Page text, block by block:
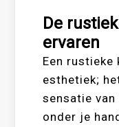
De
ervaren
Een rustieke
esthetiek;
sensatie
onder je